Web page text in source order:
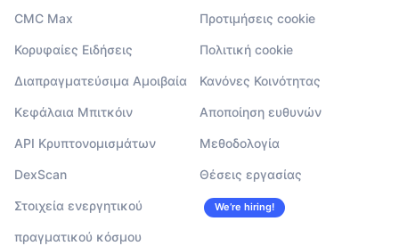
CMC Max
Κορυφαίες Ειδήσεις
Διαπραγματεύσιμα Αμοιβαία
Κεφάλαια Μπιτκόιν
API Κρυπτονομισμάτων
DexScan
Στοιχεία ενεργητικού
πραγματικού κόσμου
Προτιμήσεις cookie
Πολιτική cookie
Κανόνες Κοινότητας
Αποποίηση ευθυνών
Μεθοδολογία
Θέσεις εργασίας
We’re hiring!